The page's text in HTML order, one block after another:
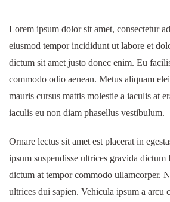
Lorem ipsum dolor sit amet, consectetur
eiusmod tempor incididunt ut labore et
dictum sit amet justo donec enim. Eu
commodo odio aenean. Metus aliquam
mauris cursus mattis molestie a iaculis at
iaculis eu non diam phasellus vestibulum.
Ornare lectus sit amet est placerat in
ipsum suspendisse ultrices gravida dictum
dictum at tempor commodo ullamcorper.
ultrices dui sapien. Vehicula ipsum a arcu